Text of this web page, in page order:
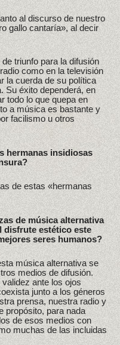
al discurso de nuestro
gallo cantaría», al decir
triunfo para la difusión
como en la televisión
la cuerda de su política
Su éxito dependerá, en
todo lo que quepa en
a música es bastante y
facilismo u otros
hermanas insidiosas
de estas «hermanas
de música alternativa
disfrute estético este
seres humanos?
música alternativa se
medios de difusión.
ante los ojos
junto a los géneros
prensa, nuestra radio y
propósito, para nada
de esos medios con
muchas de las incluidas